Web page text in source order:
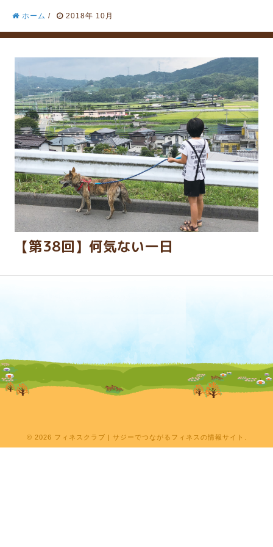
ホーム / 2018年 10月
【第38回】何気ない一日
© 2026 フィネスクラブ | サジーでつながるフィネスの情報サイト